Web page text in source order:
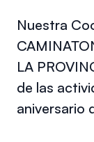
Nuestra
LA
de las
aniversario